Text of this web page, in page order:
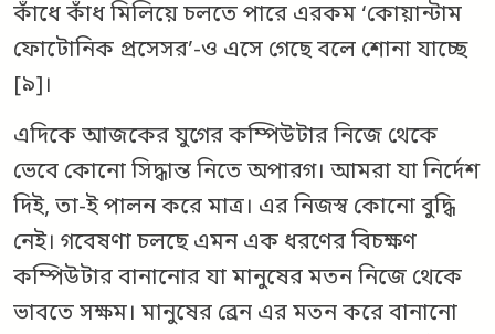
কাঁধে কাঁধ মিলিয়ে চলতে পারে এরকম ‘কোয়ান্টাম
ফোটোনিক প্রসেসর’-ও এসে গেছে বলে শোনা যাচ্ছে
[৯]।
এদিকে আজকের যুগের কম্পিউটার নিজে থেকে
ভেবে কোনো সিদ্ধান্ত নিতে অপারগ। আমরা যা নির্দেশ
দিই, তা-ই পালন করে মাত্র। এর নিজস্ব কোনো বুদ্ধি
নেই। গবেষণা চলছে এমন এক ধরণের বিচক্ষণ
কম্পিউটার বানানোর যা মানুষের মতন নিজে থেকে
ভাবতে সক্ষম। মানুষের ব্রেন এর মতন করে বানানো